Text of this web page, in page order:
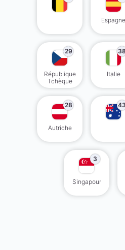
Espagne
29
République
Tchèque
38
Italie
28
Autriche
43
3
Singapour